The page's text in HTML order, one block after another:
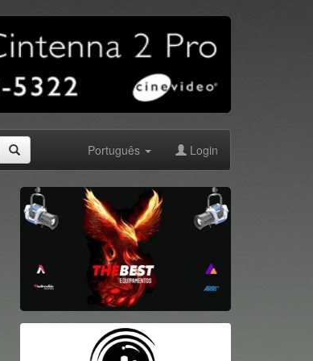
Português Login